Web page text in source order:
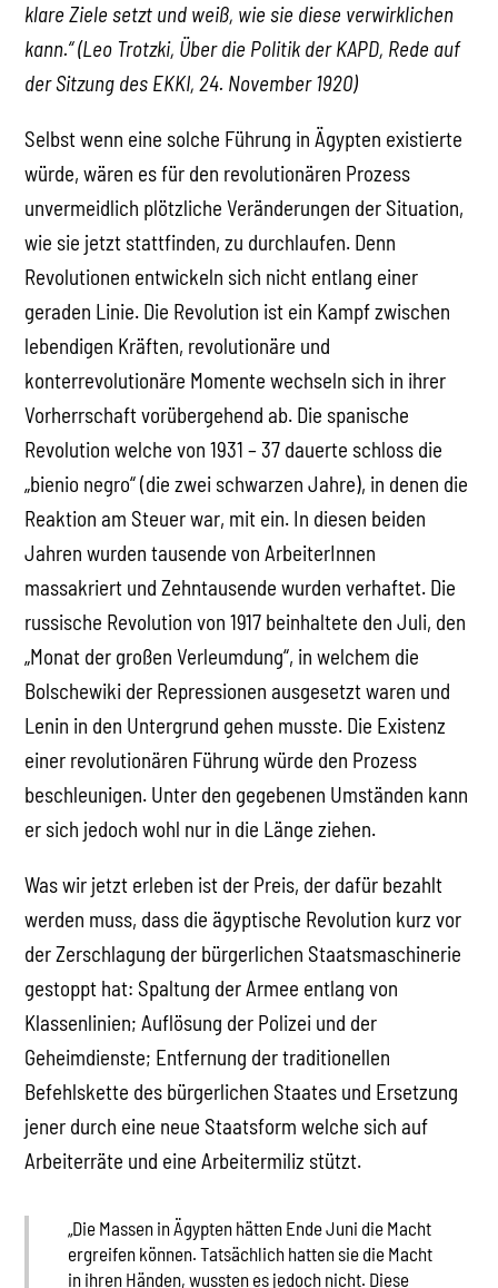
klare Ziele setzt und weiß, wie sie diese verwirklichen
kann.“ (Leo Trotzki, Über die Politik der KAPD, Rede auf
der Sitzung des EKKI, 24. November 1920)
Selbst wenn eine solche Führung in Ägypten existierte
würde, wären es für den revolutionären Prozess
unvermeidlich plötzliche Veränderungen der Situation,
wie sie jetzt stattfinden, zu durchlaufen. Denn
Revolutionen entwickeln sich nicht entlang einer
geraden Linie. Die Revolution ist ein Kampf zwischen
lebendigen Kräften, revolutionäre und
konterrevolutionäre Momente wechseln sich in ihrer
Vorherrschaft vorübergehend ab. Die spanische
Revolution welche von 1931 – 37 dauerte schloss die
„bienio negro“ (die zwei schwarzen Jahre), in denen die
Reaktion am Steuer war, mit ein. In diesen beiden
Jahren wurden tausende von ArbeiterInnen
massakriert und Zehntausende wurden verhaftet. Die
russische Revolution von 1917 beinhaltete den Juli, den
„Monat der großen Verleumdung“, in welchem die
Bolschewiki der Repressionen ausgesetzt waren und
Lenin in den Untergrund gehen musste. Die Existenz
einer revolutionären Führung würde den Prozess
beschleunigen. Unter den gegebenen Umständen kann
er sich jedoch wohl nur in die Länge ziehen.
Was wir jetzt erleben ist der Preis, der dafür bezahlt
werden muss, dass die ägyptische Revolution kurz vor
der Zerschlagung der bürgerlichen Staatsmaschinerie
gestoppt hat: Spaltung der Armee entlang von
Klassenlinien; Auflösung der Polizei und der
Geheimdienste; Entfernung der traditionellen
Befehlskette des bürgerlichen Staates und Ersetzung
jener durch eine neue Staatsform welche sich auf
Arbeiterräte und eine Arbeitermiliz stützt.
„Die Massen in Ägypten hätten Ende Juni die Macht
ergreifen können. Tatsächlich hatten sie die Macht
in ihren Händen, wussten es jedoch nicht. Diese